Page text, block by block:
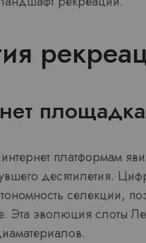
платформам
десятилетия.
селекции,
Эта эволюция слоты